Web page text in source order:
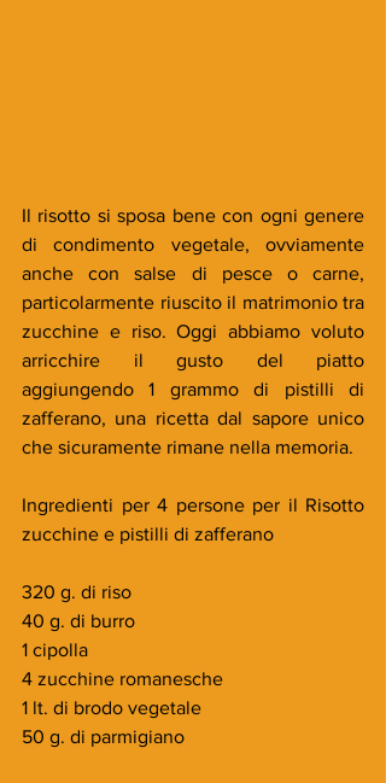
Il risotto si sposa bene con ogni genere
di condimento vegetale, ovviamente
anche con salse di pesce o carne,
particolarmente riuscito il matrimonio tra
zucchine e riso. Oggi abbiamo voluto
arricchire il gusto del piatto
aggiungendo 1 grammo di pistilli di
zafferano, una ricetta dal sapore unico
che sicuramente rimane nella memoria.
Ingredienti per 4 persone per il Risotto
zucchine e pistilli di zafferano
320 g. di riso
40 g. di burro
1 cipolla
4 zucchine romanesche
1 lt. di brodo vegetale
50 g. di parmigiano